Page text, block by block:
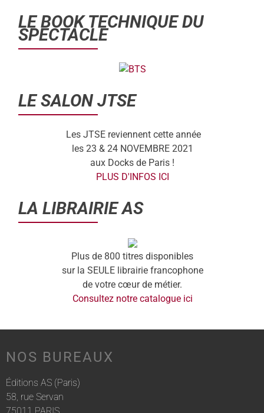
LE BOOK TECHNIQUE DU
SPECTACLE
LE SALON JTSE
Les JTSE reviennent cette année
les 23 & 24 NOVEMBRE 2021
aux Docks de Paris !
PLUS D'INFOS ICI
LA LIBRAIRIE AS
Plus de 800 titres disponibles
sur la SEULE librairie francophone
de votre cœur de métier.
Consultez notre catalogue ici
NOS BUREAUX
Éditions AS (Paris)
58, rue Servan